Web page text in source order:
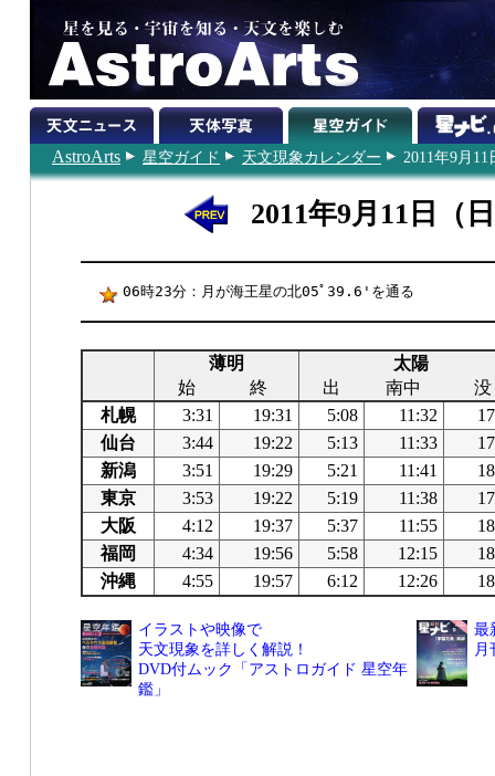
AstroArts 星空ガイド 天文現象カレンダー 2011年9月11
2011年9月11日（
06時23分：月が海王星の北05ﾟ39.6'を通る
薄明
太陽
始
終 出 南中
没
札幌
3:31 19:31 5:08 11:32
仙台
3:44 19:22 5:13 11:33
新潟
3:51 19:29 5:21 11:41
東京
3:53 19:22 5:19 11:38
大阪
4:12 19:37 5:37 11:55
福岡
4:34 19:56 5:58 12:15
沖縄
4:55 19:57 6:12 12:26
イラストや映像で
天文現象を詳しく解説！
DVD付ムック「アストロガイド 星空年
鑑」
最
月